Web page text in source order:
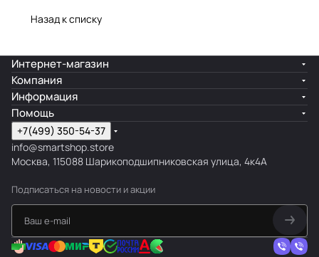
Назад к списку
Интернет-магазин
Компания
Информация
Помощь
+7(499) 350-54-37
info@smartshop.store
Москва, 115088 Шарикоподшипниковская улица, 4к4А
Подписаться на новости и акции